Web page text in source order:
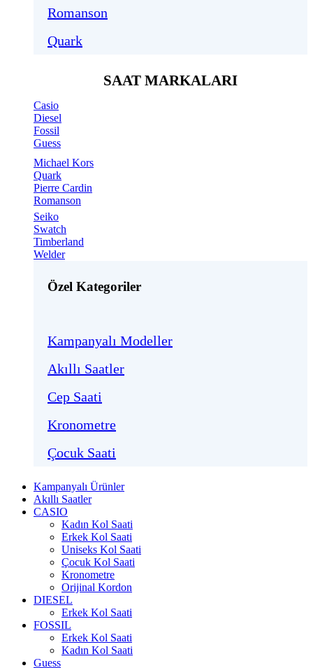
Romanson
Quark
SAAT MARKALARI
Casio
Diesel
Fossil
Guess
Michael Kors
Quark
Pierre Cardin
Romanson
Seiko
Swatch
Timberland
Welder
Özel Kategoriler
Kampanyalı Modeller
Akıllı Saatler
Cep Saati
Kronometre
Çocuk Saati
Kampanyalı Ürünler
Akıllı Saatler
CASIO
Kadın Kol Saati
Erkek Kol Saati
Uniseks Kol Saati
Çocuk Kol Saati
Kronometre
Orijinal Kordon
DIESEL
Erkek Kol Saati
FOSSIL
Erkek Kol Saati
Kadın Kol Saati
Guess